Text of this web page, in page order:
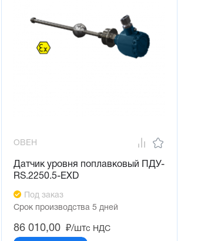
ОВЕН
Датчик уровня поплавковый ПДУ-
RS.2250.5-ЕХD
Под заказ
Срок производства 5 дней
86 010,00 ₽/штс НДС